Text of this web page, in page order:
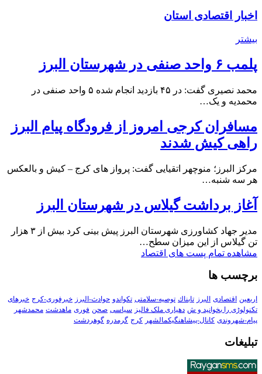
اخبار اقتصادی استان
بیشتر
پلمب ۶ واحد صنفی در شهرستان البرز
محمد نصیری گفت: در ۴۵ بازدید انجام شده ۵ واحد صنفی در
محمدیه و یک…
مسافران کرجی امروز از فرودگاه پیام البرز
راهی کیش شدند
مرکز البرز؛ منوچهر اتقیایی گفت: پرواز های کرج – کیش و بالعکس
هر سه شنبه…
آغاز برداشت گیلاس در شهرستان البرز
مدیر جهاد کشاورزی شهرستان البرز پیش بینی کرد بیش از ۳ هزار
تن گیلاس از این میزان سطح…
مشاهده تمام پست های اقتصاد
برچسب ها
اربعین اقتصادی البرز تابناك توصیه-سلامتی تکواندو حوادث-البرز خبرفوری-کرج خبرهای
تکنولوڑی را بخوانید و ش دهیاری ملک فالیز سیاسی صحن فوری ماهدشت محمدشهر
پیام-شهروندی کانال-پیشاهنگیکمالشهر کرج گرمدره گوهردشت
تبلیغات